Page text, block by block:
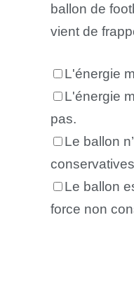
ballon de
vient de
L'énergie
L'énergie
pas.
Le ballon
Le ballon
force non